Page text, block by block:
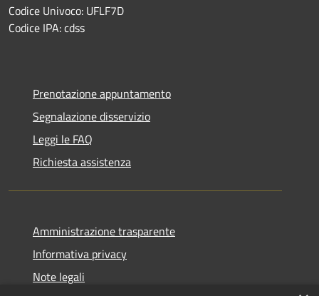
Codice Univoco: UFLF7D
Codice IPA: cdss
Prenotazione appuntamento
Segnalazione disservizio
Leggi le FAQ
Richiesta assistenza
Amministrazione trasparente
Informativa privacy
Note legali